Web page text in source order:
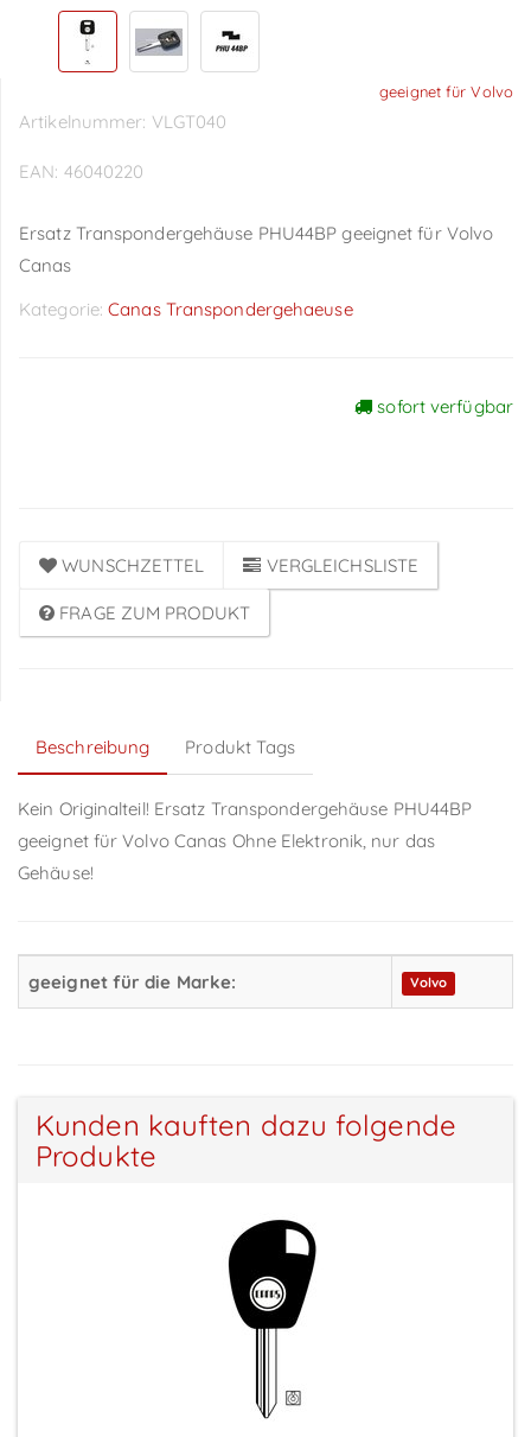
geeignet für Volvo
Artikelnummer: VLGT040
EAN: 46040220
Ersatz Transpondergehäuse PHU44BP geeignet für Volvo
Canas
Kategorie:Canas Transpondergehaeuse
sofort verfügbar
WUNSCHZETTEL VERGLEICHSLISTE
FRAGE ZUM PRODUKT
Beschreibung Produkt Tags
Kein Originalteil! Ersatz Transpondergehäuse PHU44BP
geeignet für Volvo Canas Ohne Elektronik, nur das
Gehäuse!
geeignet für die Marke: Volvo
Kunden kauften dazu folgende
Produkte